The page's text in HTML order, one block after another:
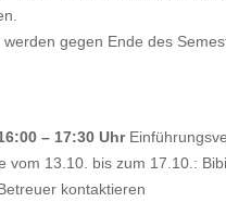
werden gegen Ende des
– 17:30 Uhr
vom 13.10. bis zum 17.10.:
kontaktieren